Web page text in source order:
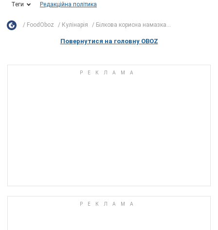
Теги Редакційна політика
FoodOboz Кулінарія Білкова корисна намазка...
Повернутися на головну OBOZ